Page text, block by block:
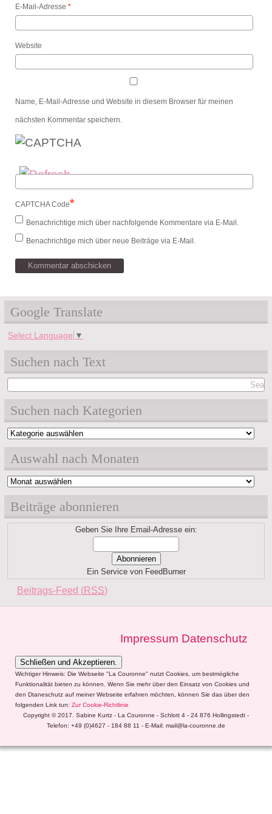
E-Mail-Adresse *
Website
Name, E-Mail-Adresse und Website in diesem Browser für meinen
nächsten Kommentar speichern.
CAPTCHA Code*
Benachrichtige mich über nachfolgende Kommentare via E-Mail.
Benachrichtige mich über neue Beiträge via E-Mail.
Google Translate
Select Language ▼
Suchen nach Text
Suchen nach Kategorien
Suchen
Kategorien
Auswahl nach Monaten
Auswahl
Monaten
Beiträge abonnieren
Geben Sie Ihre Email-Adresse ein:
Ein Service von FeedBurner
Beitrags-Feed (RSS)
Impressum Datenschutz
Wichtiger Hinweis: Die Webseite "La Couronne" nutzt Cookies, um bestmögliche
Funktionalität bieten zu können. Wenn Sie mehr über den Einsatz von Cookies und
den Dtaneschutz auf meiner Webseite erfahren möchten, können Sie das über den
folgenden Link tun: Zur Cookie-Richtlinie
Copyright © 2017. Sabine Kurtz - La Couronne - Schlott 4 - 24 876 Hollingstedt -
Telefon: +49 (0)4627 - 184 88 11 - E-Mail: mail@la-couronne.de